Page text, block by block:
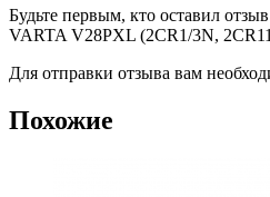
Будьте первым, кто оставил
VARTA V28PXL (2CR1/3N,
Для отправки отзыва вам
Похожие